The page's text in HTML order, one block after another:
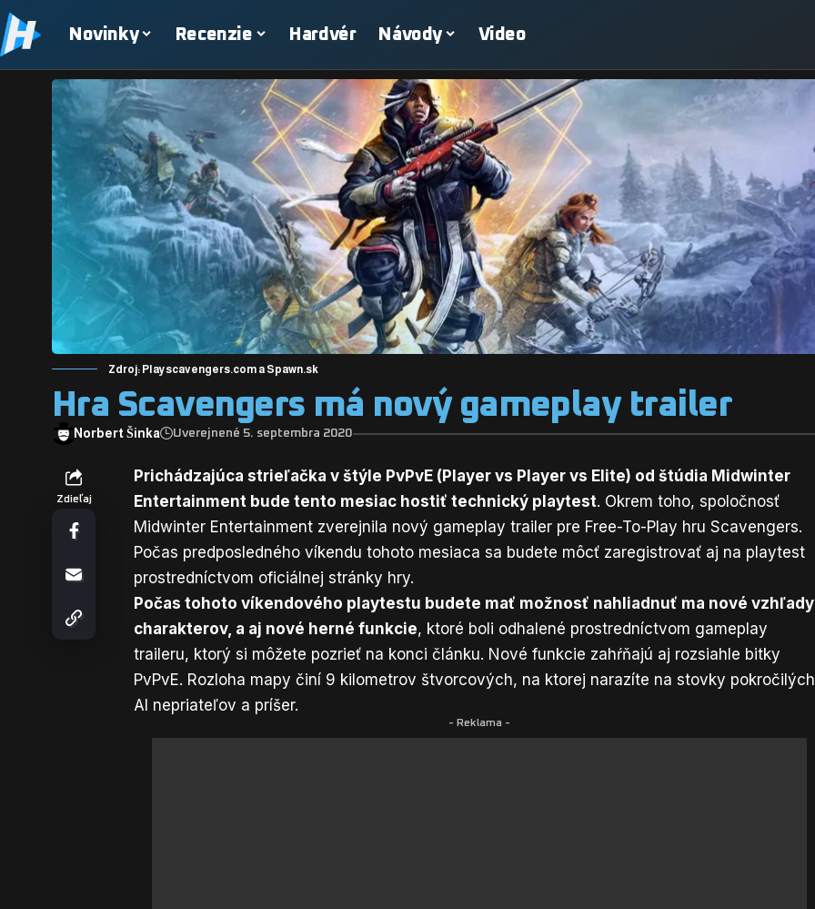
Novinky Recenzie Hardvér Návody Video
Zdroj: Playscavengers.com a Spawn.sk
Hra Scavengers má nový gameplay trailer
Norbert Šinka Uverejnené 5. septembra 2020
Zdieľaj
Prichádzajúca strieľačka v štýle PvPvE (Player vs Player vs Elite) od štúdia Midwinter
Entertainment bude tento mesiac hostiť technický playtest. Okrem toho, spoločnosť
Midwinter Entertainment zverejnila nový gameplay trailer pre Free-To-Play hru Scavengers.
Počas predposledného víkendu tohoto mesiaca sa budete môcť zaregistrovať aj na playtest
prostredníctvom oficiálnej stránky hry.
Počas tohoto víkendového playtestu budete mať možnosť nahliadnuť ma nové vzhľady
charakterov, a aj nové herné funkcie, ktoré boli odhalené prostredníctvom gameplay
traileru, ktorý si môžete pozrieť na konci článku. Nové funkcie zahŕňajú aj rozsiahle bitky
PvPvE. Rozloha mapy činí 9 kilometrov štvorcových, na ktorej narazíte na stovky pokročilých
AI nepriateľov a príšer.
- Reklama -